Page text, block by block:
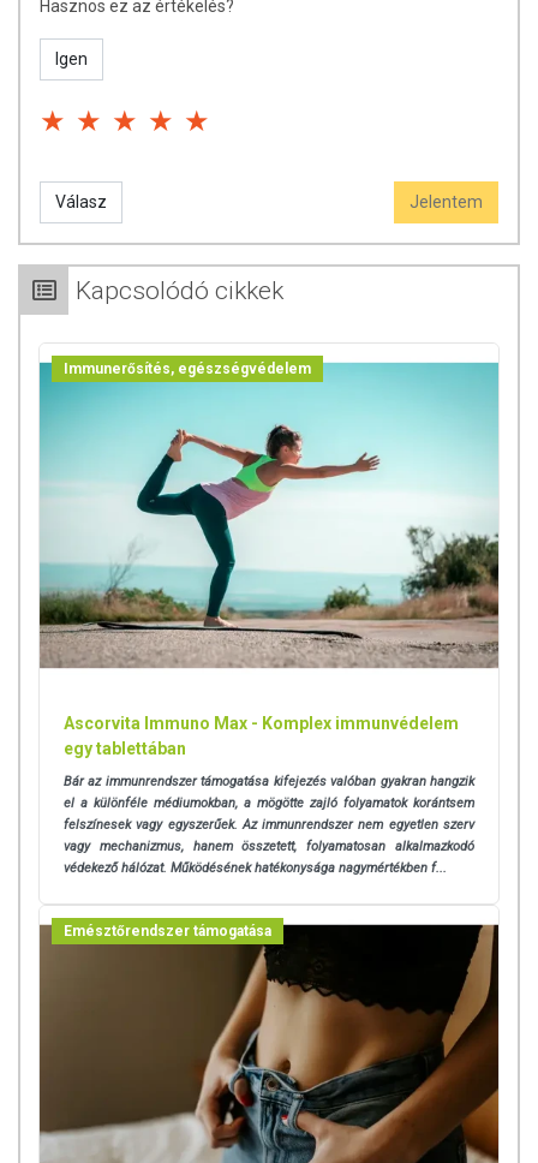
Hasznos ez az értékelés?
Igen
Válasz Jelentem
Kapcsolódó cikkek
Immunerősítés, egészségvédelem
Ascorvita Immuno Max - Komplex immunvédelem
egy tablettában
Bár az immunrendszer támogatása kifejezés valóban gyakran hangzik
el a különféle médiumokban, a mögötte zajló folyamatok korántsem
felszínesek vagy egyszerűek. Az immunrendszer nem egyetlen szerv
vagy mechanizmus, hanem összetett, folyamatosan alkalmazkodó
védekező hálózat. Működésének hatékonysága nagymértékben f...
Emésztőrendszer támogatása